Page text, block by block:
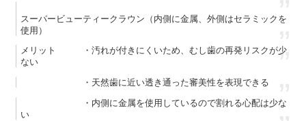
スーパービューティークラウン（内側に金属、外側はセラミックを
使用）
メリット ・汚れが付きにくいため、むし歯の再発リスクが少
ない
・天然歯に近い透き通った審美性を表現できる
・内側に金属を使用しているので割れる心配は少な
い